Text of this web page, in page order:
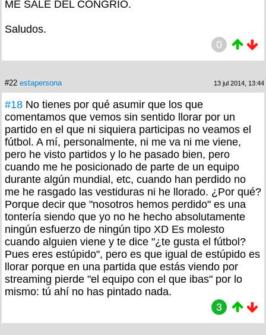
ME SALE DEL CONGRIO.
Saludos.
0
#22 estapersona 13 jul 2014, 13:44
#18 No tienes por qué asumir que los que
comentamos que vemos sin sentido llorar por un
partido en el que ni siquiera participas no veamos el
fútbol. A mí, personalmente, ni me va ni me viene,
pero he visto partidos y lo he pasado bien, pero
cuando me he posicionado de parte de un equipo
durante algún mundial, etc, cuando han perdido no
me he rasgado las vestiduras ni he llorado. ¿Por qué?
Porque decir que "nosotros hemos perdido" es una
tontería siendo que yo no he hecho absolutamente
ningún esfuerzo de ningún tipo XD Es molesto
cuando alguien viene y te dice "¿te gusta el fútbol?
Pues eres estúpido", pero es que igual de estúpido es
llorar porque en una partida que estás viendo por
streaming pierde "el equipo con el que ibas" por lo
mismo: tú ahí no has pintado nada.
3